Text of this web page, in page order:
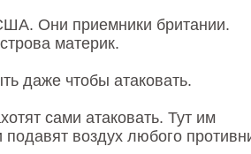
Они приемники британии.
материк.
даже чтобы атаковать.
сами атаковать. Тут им
воздух любого